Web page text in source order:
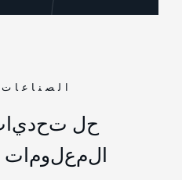
الصناعات
ل ت حديات
معلومات ف